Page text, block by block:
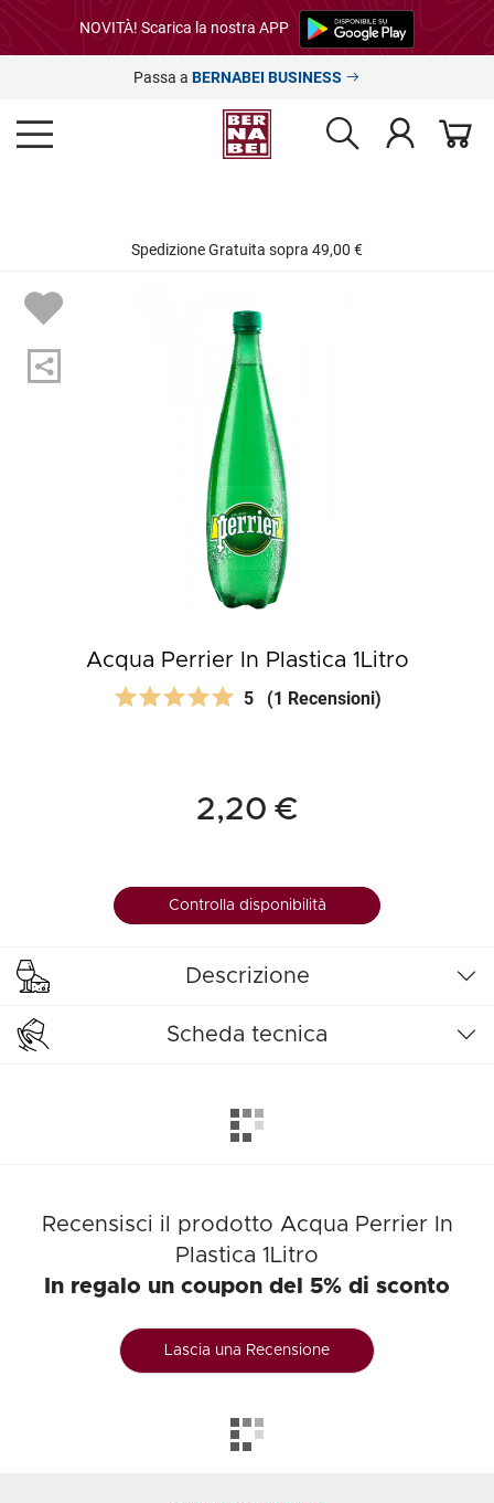
NOVITÀ! Scarica la nostra APP
Passa a BERNABEI BUSINESS
Spedizione Gratuita sopra 49,00 €
Acqua Perrier In Plastica 1Litro
5 (1 Recensioni)
2,20 €
Controlla disponibilità
Descrizione
Scheda tecnica
Recensisci il prodotto Acqua Perrier In
Plastica 1Litro
In regalo un coupon del 5% di sconto
Lascia una Recensione